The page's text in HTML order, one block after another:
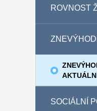
ROVNOST
SOCIÁLNÍ